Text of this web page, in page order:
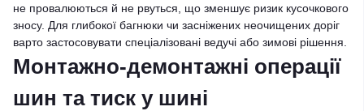
не провалюються й не рвуться, що зменшує ризик кусочкового
зносу. Для глибокої багнюки чи засніжених неочищених доріг
варто застосовувати спеціалізовані ведучі або зимові рішення.
Монтажно-демонтажні операції
шин та тиск у шині